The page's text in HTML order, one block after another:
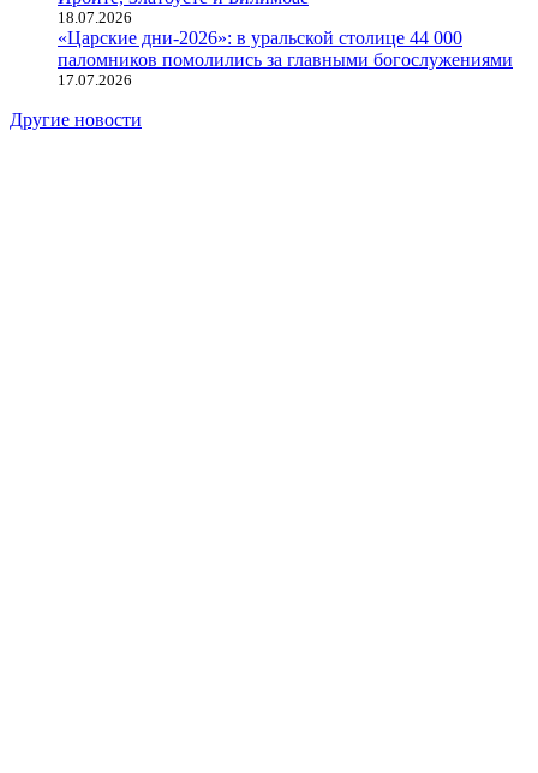
18.07.2026
«Царские дни-2026»: в уральской столице 44 000
паломников помолились за главными богослужениями
17.07.2026
Другие новости